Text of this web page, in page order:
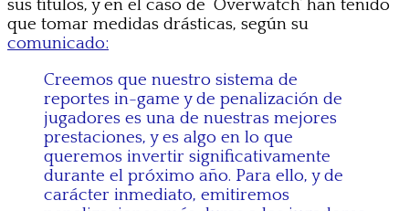
sus títulos, y en el caso de ‘Overwatch’ han tenido
que tomar medidas drásticas, según su
comunicado:
Creemos que nuestro sistema de
reportes in-game y de penalización de
jugadores es una de nuestras mejores
prestaciones, y es algo en lo que
queremos invertir significativamente
durante el próximo año. Para ello, y de
carácter inmediato, emitiremos